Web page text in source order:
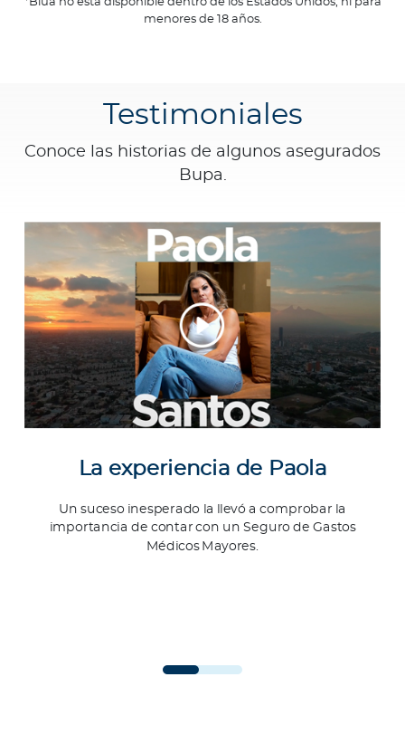
menores de 18 años.
Testimoniales
Conoce las historias de algunos asegurados
Bupa.
La experiencia de Paola
Un suceso inesperado la llevó a comprobar la
importancia de contar con un Seguro de Gastos
Médicos Mayores.